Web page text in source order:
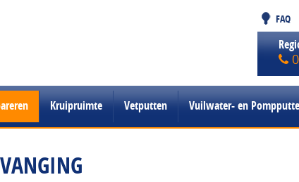
FAQ
Kruipruimte Vetputten Vuilwater- en